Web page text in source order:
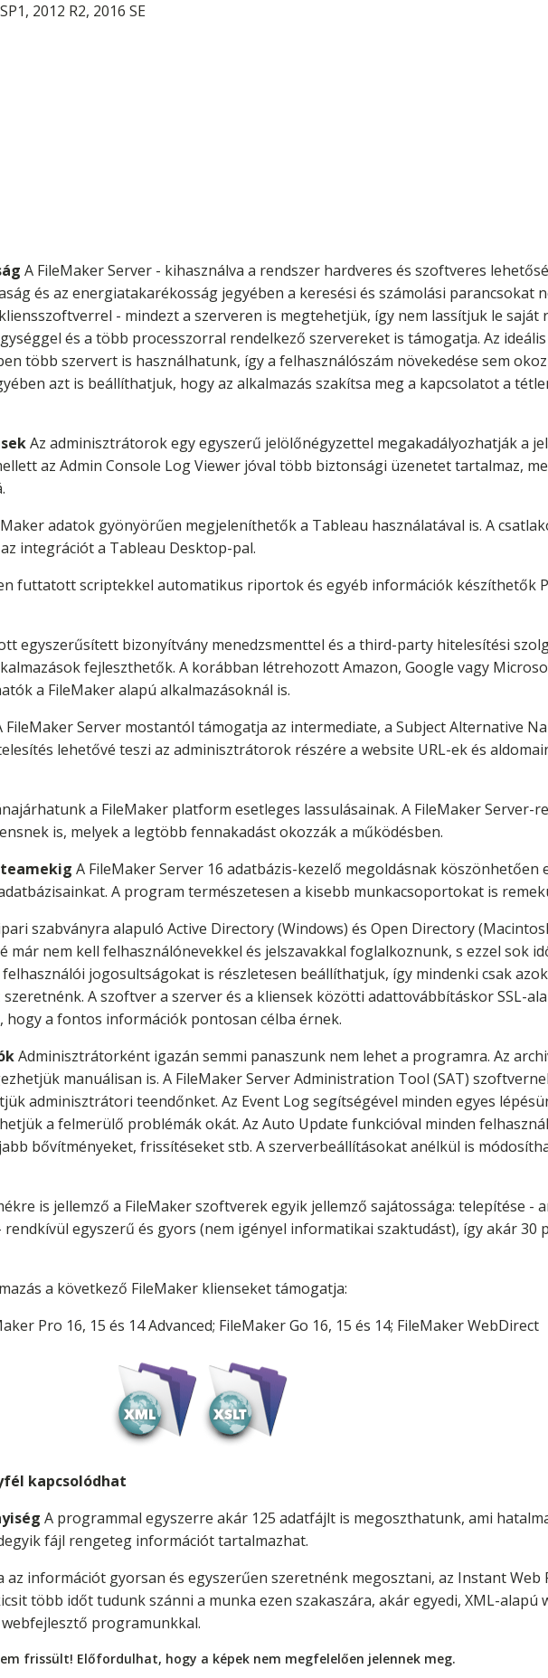
2012 R2, 2016 SE
A FileMaker Server - kihasználva a rendszer hardveres és szoftveres
és az energiatakarékosság jegyében a keresési és számolási parancsokat
- mindezt a szerveren is megtehetjük, így nem lassítjuk le saját
és a több processzorral rendelkező szervereket is támogatja. Az ideális
több szervert is használhatunk, így a felhasználószám növekedése sem
azt is beállíthatjuk, hogy az alkalmazás szakítsa meg a kapcsolatot a
Az adminisztrátorok egy egyszerű jelölőnégyzettel megakadályozhatják a
az Admin Console Log Viewer jóval több biztonsági üzenetet tartalmaz,
adatok gyönyörűen megjeleníthetők a Tableau használatával is. A
integrációt a Tableau Desktop-pal.
futtatott scriptekkel automatikus riportok és egyéb információk készíthetők
egyszerűsített bizonyítvány menedzsmenttel és a third-party hitelesítési
fejleszthetők. A korábban létrehozott Amazon, Google vagy
a FileMaker alapú alkalmazásoknál is.
FileMaker Server mostantól támogatja az intermediate, a Subject Alternative
lehetővé teszi az adminisztrátorok részére a website URL-ek és
a FileMaker platform esetleges lassulásainak. A FileMaker Server-
is, melyek a legtöbb fennakadást okozzák a működésben.
A FileMaker Server 16 adatbázis-kezelő megoldásnak köszönhetően
A program természetesen a kisebb munkacsoportokat is
szabványra alapuló Active Directory (Windows) és Open Directory
nem kell felhasználónevekkel és jelszavakkal foglalkoznunk, s ezzel sok
jogosultságokat is részletesen beállíthatjuk, így mindenki csak
A szoftver a szerver és a kliensek közötti adattovábbításkor SSL-
a fontos információk pontosan célba érnek.
Adminisztrátorként igazán semmi panaszunk nem lehet a programra. Az
manuálisan is. A FileMaker Server Administration Tool (SAT)
adminisztrátori teendőnket. Az Event Log segítségével minden egyes
a felmerülő problémák okát. Az Auto Update funkcióval minden
bővítményeket, frissítéseket stb. A szerverbeállításokat anélkül is
is jellemző a FileMaker szoftverek egyik jellemző sajátossága: telepítése -
egyszerű és gyors (nem igényel informatikai szaktudást), így akár 30
a következő FileMaker klienseket támogatja:
Pro 16, 15 és 14 Advanced; FileMaker Go 16, 15 és 14; FileMaker WebDirect
kapcsolódhat
A programmal egyszerre akár 125 adatfájlt is megoszthatunk, ami
fájl rengeteg információt tartalmazhat.
az információt gyorsan és egyszerűen szeretnénk megosztani, az Instant Web
több időt tudunk szánni a munka ezen szakaszára, akár egyedi, XML-alapú
programunkkal.
frissült! Előfordulhat, hogy a képek nem megfelelően jelennek meg.